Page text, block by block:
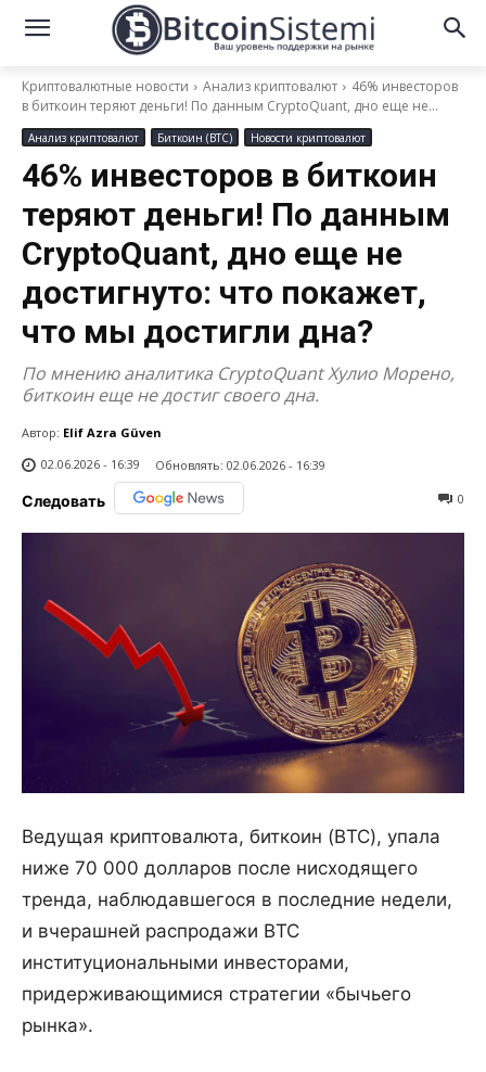
Криптовалютные новости Анализ криптовалют
46% инвесторов
в биткоин теряют деньги! По данным CryptoQuant, дно еще не...
Анализ криптовалют Биткоин (BTC) Новости криптовалют
46% инвесторов в биткоин
теряют деньги! По данным
CryptoQuant, дно еще не
достигнуто: что покажет,
что мы достигли дна?
По мнению аналитика CryptoQuant Хулио Морено,
биткоин еще не достиг своего дна.
Автор: Elif Azra Güven
02.06.2026 - 16:39
Обновлять: 02.06.2026 - 16:39
Следовать 0
Ведущая криптовалюта, биткоин (BTC), упала
ниже 70 000 долларов после нисходящего
тренда, наблюдавшегося в последние недели,
и вчерашней распродажи BTC
институциональными инвесторами,
придерживающимися стратегии «бычьего
рынка».